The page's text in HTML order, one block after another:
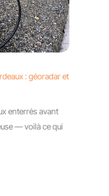
: géoradar et
enterrés avant
— voilà ce qui